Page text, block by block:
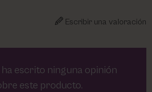
Escribir una valoración
ha escrito ninguna opinión
este producto.